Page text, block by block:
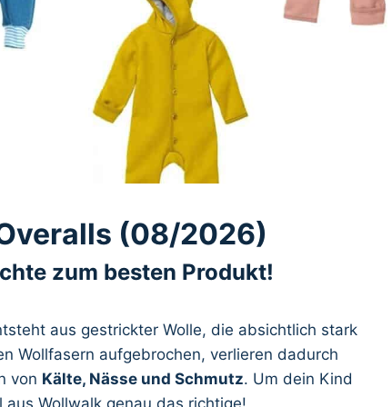
(08/2026)
zum besten Produkt!
aus gestrickter Wolle, die absichtlich stark
Wollfasern aufgebrochen, verlieren dadurch
von Kälte, Nässe und Schmutz. Um dein Kind